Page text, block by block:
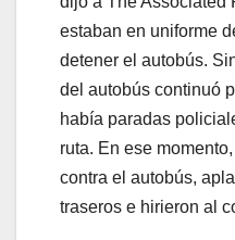
estaban en uniforme
detener el autobús.
del autobús continuó
había paradas
ruta. En ese
contra el autobús,
traseros e hirieron al